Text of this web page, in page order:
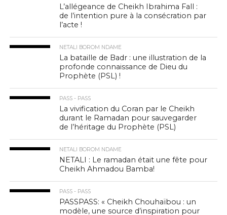
L’allégeance de Cheikh Ibrahima Fall :
de l’intention pure à la consécration par
l’acte !
NETALI BOROM NDAME
La bataille de Badr : une illustration de la
profonde connaissance de Dieu du
Prophète (PSL) !
PASS - PASS
La vivification du Coran par le Cheikh
durant le Ramadan pour sauvegarder
de l’héritage du Prophète (PSL)
NETALI BOROM NDAME
NETALI : Le ramadan était une fête pour
Cheikh Ahmadou Bamba!
PASS - PASS
PASSPASS: « Cheikh Chouhaïbou : un
modèle, une source d’inspiration pour